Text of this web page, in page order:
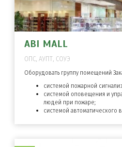
ABI MALL
ОПС, АУПТ, СОУЭ
Оборудовать группу помещений
системой пожарной
системой оповещения и
людей при пожаре;
системой автоматического